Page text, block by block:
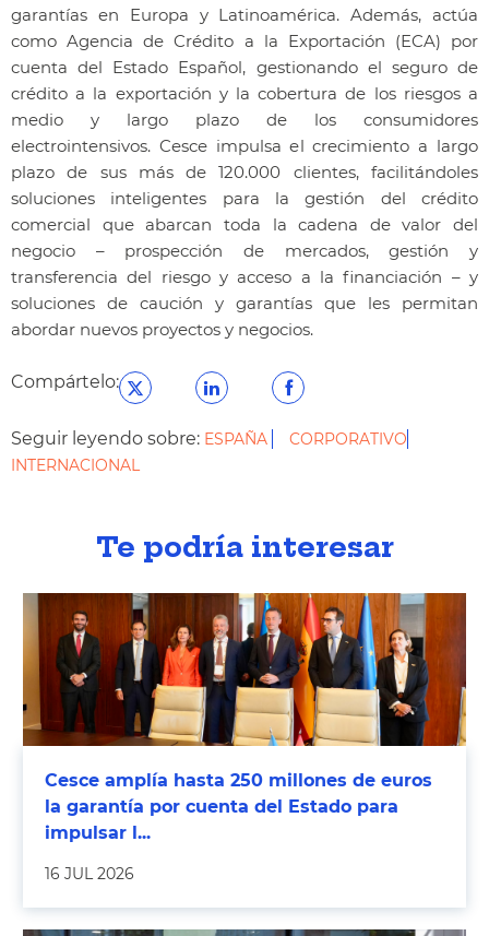
garantías en Europa y Latinoamérica. Además, actúa
como Agencia de Crédito a la Exportación (ECA) por
cuenta del Estado Español, gestionando el seguro de
crédito a la exportación y la cobertura de los riesgos a
medio y largo plazo de los consumidores
electrointensivos. Cesce impulsa el crecimientoa largo
plazo de sus más de 120.000 clientes, facilitándoles
soluciones inteligentes para la gestión del crédito
comercial que abarcan toda la cadena de valor del
negocio – prospección de mercados, gestión y
transferencia del riesgo y acceso a la financiación – y
soluciones de caución y garantías que les permitan
abordar nuevos proyectos y negocios.
Compártelo:
Seguir leyendo sobre: ESPAÑA
CORPORATIVO
INTERNACIONAL
Te podría interesar
Cesce amplía hasta 250 millones de euros
la garantía por cuenta del Estado para
impulsar l...
16 JUL 2026